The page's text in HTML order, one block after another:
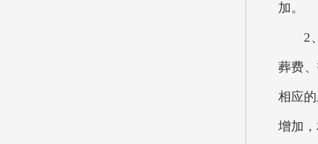
加。
2、
葬费
相应
增加